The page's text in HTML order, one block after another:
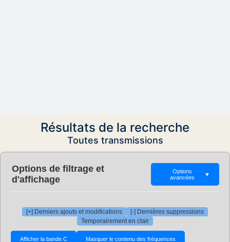
Résultats de la recherche
Toutes transmissions
Options de filtrage et
d'affichage
Options
avancées
▼
[+] Derniers ajouts et modifications
[-] Dernières suppressions
Temporairement en clair